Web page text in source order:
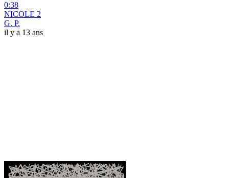
0:38
NICOLE 2
G. P.
il y a 13 ans